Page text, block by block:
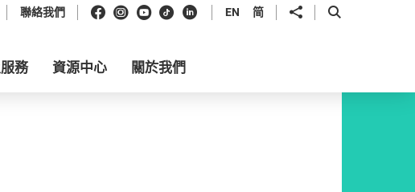
聯絡我們 Facebook
Instagram
Youtube
抖音領英 EN 简 分享到 開啟搜尋框
務 資源中心 關於我們